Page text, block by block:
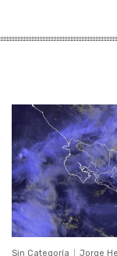
Sin Categoría Jorge